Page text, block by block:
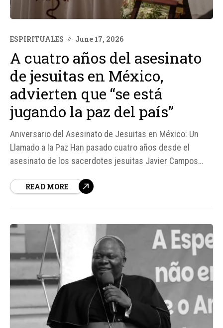
ESPIRITUALES June 17, 2026
A cuatro años del asesinato
de jesuitas en México,
advierten que “se está
jugando la paz del país”
Aniversario del Asesinato de Jesuitas en México: Un
Llamado a la Paz Han pasado cuatro años desde el
asesinato de los sacerdotes jesuitas Javier Campos
Tarahumara de Chihuahua, México. Este trágico evento
READ MORE